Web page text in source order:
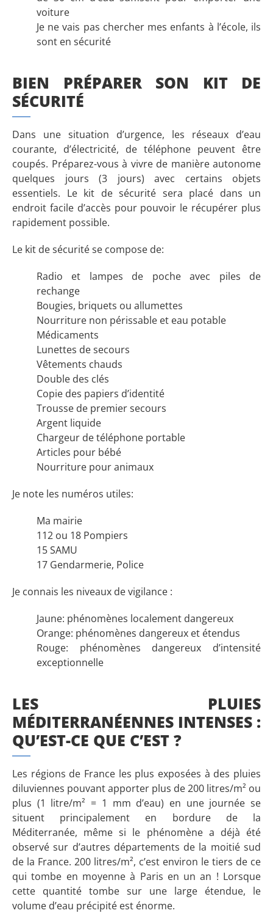
voiture
Je ne vais pas chercher mes enfants à l’école, ils
sont en sécurité
BIEN PRÉPARER SON KIT DE
SÉCURITÉ
Dans une situation d’urgence, les réseaux d’eau
courante, d’électricité, de téléphone peuvent être
coupés. Préparez-vous à vivre de manière autonome
quelques jours (3 jours) avec certains objets
essentiels. Le kit de sécurité sera placé dans un
endroit facile d’accès pour pouvoir le récupérer plus
rapidement possible.
Le kit de sécurité se compose de:
Radio et lampes de poche avec piles de
rechange
Bougies, briquets ou allumettes
Nourriture non périssable et eau potable
Médicaments
Lunettes de secours
Vêtements chauds
Double des clés
Copie des papiers d’identité
Trousse de premier secours
Argent liquide
Chargeur de téléphone portable
Articles pour bébé
Nourriture pour animaux
Je note les numéros utiles:
Ma mairie
112 ou 18 Pompiers
15 SAMU
17 Gendarmerie, Police
Je connais les niveaux de vigilance :
Jaune: phénomènes localement dangereux
Orange: phénomènes dangereux et étendus
Rouge: phénomènes dangereux d’intensité
exceptionnelle
LES PLUIES
MÉDITERRANÉENNES INTENSES :
QU’EST-CE QUE C’EST ?
Les régions de France les plus exposées à des pluies
diluviennes pouvant apporter plus de 200 litres/m² ou
plus (1 litre/m² = 1 mm d’eau) en une journée se
situent principalement en bordure de la
Méditerranée, même si le phénomène a déjà été
observé sur d’autres départements de la moitié sud
de la France. 200 litres/m², c’est environ le tiers de ce
qui tombe en moyenne à Paris en un an ! Lorsque
cette quantité tombe sur une large étendue, le
volume d’eau précipité est énorme.